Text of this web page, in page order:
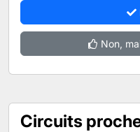
Non,
Circuits